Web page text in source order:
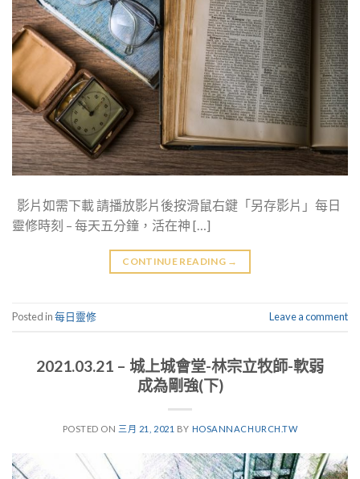
影片如需下載 請播放影片後按滑鼠右鍵「另存影片」每日
靈修時刻 – 每天五分鐘，活在神 […]
CONTINUE READING →
Posted in每日靈修 Leave a comment
2021.03.21 – 城上城會堂-林宗立牧師-軟弱
成為剛強(下)
POSTED ON 三月 21, 2021 BY HOSANNACHURCH.TW